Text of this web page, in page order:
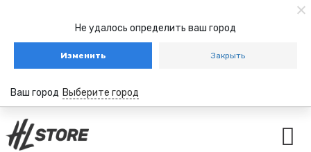
Не удалось определить ваш город
Изменить Закрыть
Ваш город Выберите город